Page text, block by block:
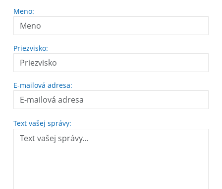
Meno:
Priezvisko:
E-mailová adresa:
Text vašej správy: